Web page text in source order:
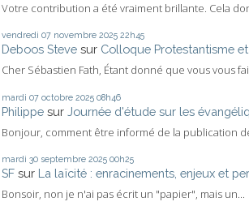
Votre contribution a été vraiment brillante. Cela
vendredi 07 novembre 2025 22h45
Deboos Steve sur Colloque Protestantisme
Cher Sébastien Fath, Étant donné que vous vous
mardi 07 octobre 2025 08h46
Philippe sur Journée d'étude sur les
Bonjour, comment être informé de la publication
mardi 30 septembre 2025 00h25
SF sur La laïcité : enracinements, enjeux et
Bonsoir, non je n'ai pas écrit un "papier", mais un...